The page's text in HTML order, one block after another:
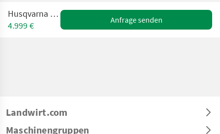
Husqvarna R 214 Ts
4.999 €
Anfrage senden
Landwirt.com
Maschinengruppen